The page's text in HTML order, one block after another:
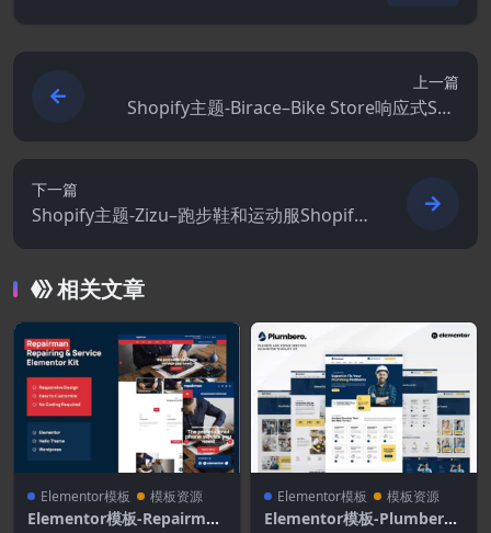
上一篇
Shopify主题-Birace–Bike Store响应式Sho
下一篇
Shopify主题-Zizu–跑步鞋和运动服Shopify
相关文章
Elementor模板 模板资源
Elementor模板-Repairman
Elementor模板 模板资源
Elementor模板-Plumbero–